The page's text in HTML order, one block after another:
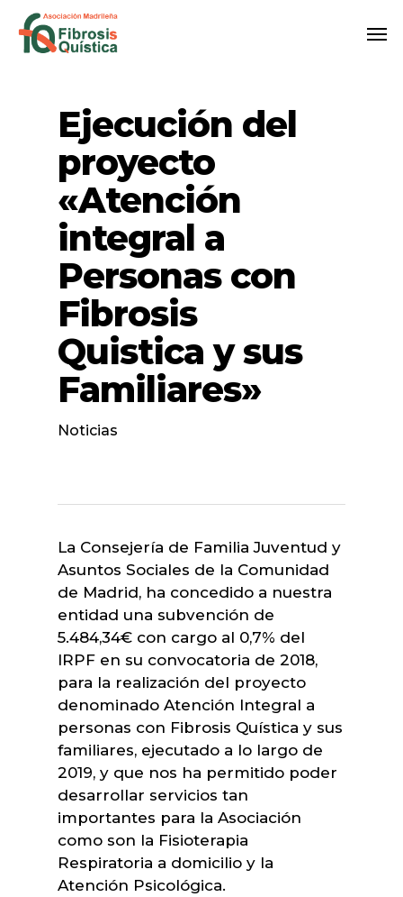
Skip
main
Ejecución del
proyecto
«Atención
integral a
Personas con
Fibrosis
Quistica y sus
Familiares»
Noticias
La Consejería de Familia Juventud y
Asuntos Sociales de la Comunidad
de Madrid, ha concedido a nuestra
entidad una subvención de
5.484,34€ con cargo al 0,7% del
IRPF en su convocatoria de 2018,
para la realización del proyecto
denominado Atención Integral a
personas con Fibrosis Quística y sus
familiares, ejecutado a lo largo de
2019, y que nos ha permitido poder
desarrollar servicios tan
importantes para la Asociación
como son la Fisioterapia
Respiratoria a domicilio y la
Atención Psicológica.